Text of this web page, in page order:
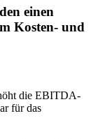
einen
Kosten- und